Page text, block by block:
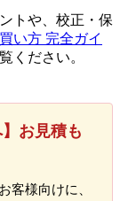
トや、校正・保
い方 完全ガイ
ください。
お見積も
客様向けに、